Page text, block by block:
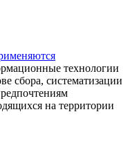
технологии
сбора, систематизации
на территории